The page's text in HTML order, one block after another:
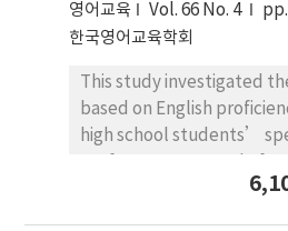
은 0.22%에서 0.25%로 점진
는 320에서 280으로 낮아졌다.
0.005%에서 46일째 0.022%
였다. 톱밥의 열수추출액 삼투
mmol/kg로 적재 깊이에 따른
톱밥의 방사유세포에는 전분
는 균사가 없었으나, 발효 35
영어교육 Vol. 66 No. 4
한국영어교육학회
This study investigated
based on English
high school students’
students - 4 female